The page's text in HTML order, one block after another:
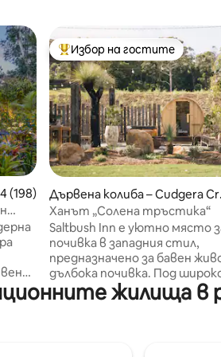
оценка: 4,94 от 5, 198 отзива
(198)
Най-популярен избор на
Избор на гостите
Дървена колиба – Cudgera
ek
Ханът „Солена тръстика“
Saltbush Inn е уютно място
почивка в западния стил,
предназначено за бавен
дълбока почивка. Под
отвореното небе това
подбрано убежище
жилища в